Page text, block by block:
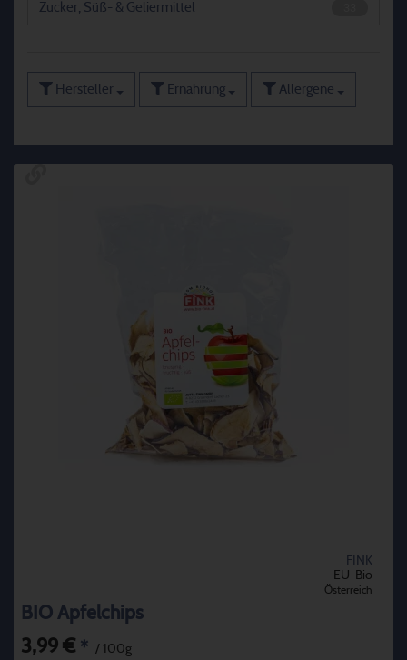
Zucker, Süß- & Geliermittel
Hersteller Ernährung Allergene
FINK
EU-Bio
Österreich
BIO Apfelchips
3,99 € * / 100g